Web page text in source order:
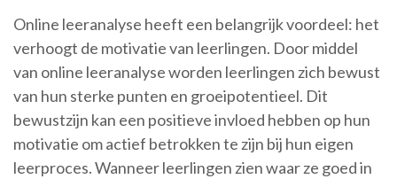
Online leeranalyse heeft een belangrijk voordeel: het
verhoogt de motivatie van leerlingen. Door middel
van online leeranalyse worden leerlingen zich bewust
van hun sterke punten en groeipotentieel. Dit
bewustzijn kan een positieve invloed hebben op hun
motivatie om actief betrokken te zijn bij hun eigen
leerproces. Wanneer leerlingen zien waar ze goed in